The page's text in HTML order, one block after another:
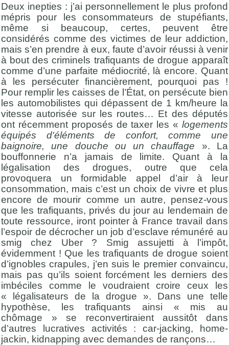
Deux inepties : j’ai personnellement le plus profond
mépris pour les consommateurs de stupéfiants,
même si beaucoup, certes, peuvent être
considérés comme des victimes de leur addiction,
mais s’en prendre à eux, faute d’avoir réussi à venir
à bout des criminels trafiquants de drogue apparaît
comme d’une parfaite médiocrité, là encore. Quant
à les persécuter financièrement, pourquoi pas !
Pour remplir les caisses de l’État, on persécute bien
les automobilistes qui dépassent de 1 km/heure la
vitesse autorisée sur les routes… Et des députés
ont récemment proposés de taxer les « logements
équipés d'éléments de confort, comme une
baignoire, une douche ou un chauffage ». La
bouffonnerie n’a jamais de limite. Quant à la
légalisation des drogues, outre que cela
provoquera un formidable appel d’air à leur
consommation, mais c’est un choix de vivre et plus
encore de mourir comme un autre, pensez-vous
que les trafiquants, privés du jour au lendemain de
toute ressource, iront pointer à France travail dans
l’espoir de décrocher un job d’esclave rémunéré au
smig chez Uber ? Smig assujetti à l’impôt,
évidemment ! Que les trafiquants de drogue soient
d’ignobles crapules, j’en suis le premier convaincu,
mais pas qu’ils soient forcément les derniers des
imbéciles comme le voudraient croire ceux les
« légalisateurs de la drogue ». Dans une telle
hypothèse, les trafiquants ainsi « mis au
chômage » se reconvertiraient aussitôt dans
d’autres lucratives activités : car-jacking, home-
jackin, kidnapping avec demandes de rançons…